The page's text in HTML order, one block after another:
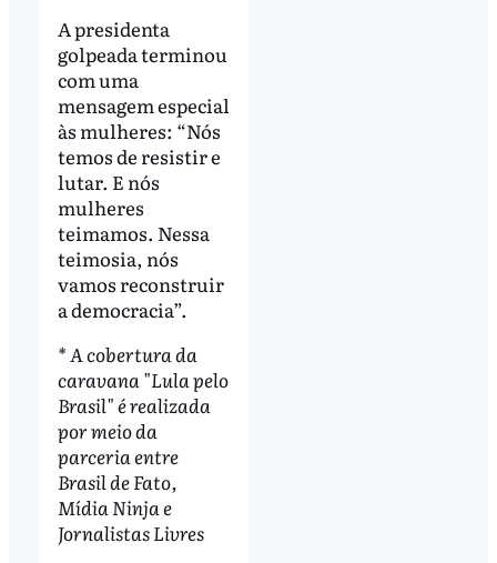
A presidenta
golpeada terminou
com uma
mensagem especial
às mulheres: “Nós
temos de resistir e
lutar. E nós
mulheres
teimamos. Nessa
teimosia, nós
vamos reconstruir
a democracia”.
* A cobertura da
caravana "Lula pelo
Brasil" é realizada
por meio da
parceria entre
Brasil de Fato,
Mídia Ninja e
Jornalistas Livres